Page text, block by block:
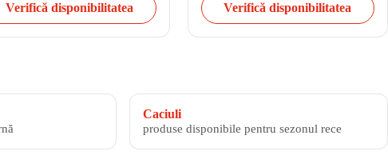
Verifică disponibilitatea
Verifică disponibilitatea
Caciuli
produse disponibile pentru sezonul rece